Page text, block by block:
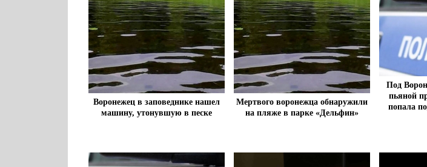
Воронежец в заповеднике нашел
машину, утонувшую в песке
Мертвого воронежца обнаружили
на пляже в парке «Дельфин»
Под
пьяной
попала